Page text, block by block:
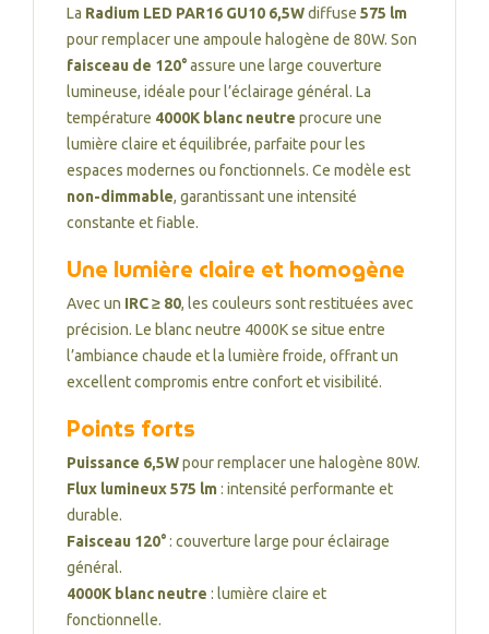
La Radium LED PAR16 GU10 6,5Wdiffuse 575 lm
pour remplacer une ampoule halogène de 80W. Son
faisceau de 120°assure une large couverture
lumineuse, idéale pour l’éclairage général. La
température 4000K blanc neutre procure une
lumière claire et équilibrée, parfaite pour les
espaces modernes ou fonctionnels. Ce modèle est
non-dimmable, garantissant une intensité
constante et fiable.
Une lumière claire et homogène
Avec un IRC ≥ 80, les couleurs sont restituées avec
précision. Le blanc neutre 4000K se situe entre
l’ambiance chaude et la lumière froide, offrant un
excellent compromis entre confort et visibilité.
Points forts
Puissance 6,5Wpour remplacer une halogène 80W.
Flux lumineux 575 lm: intensité performante et
durable.
Faisceau 120°: couverture large pour éclairage
général.
4000K blanc neutre : lumière claire et
fonctionnelle.